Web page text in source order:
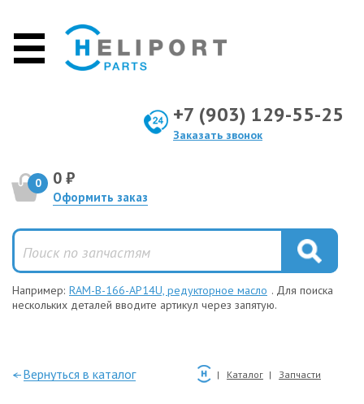
+7 (903) 129-55-25
Заказать звонок
0 0 ₽
Оформить заказ
Например: RAM-B-166-AP14U, редукторное масло . Для поиска
нескольких деталей вводите артикул через запятую.
—Вернуться в каталог Каталог Запчасти